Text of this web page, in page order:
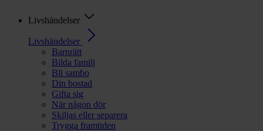
Livshändelser
Livshändelser
Barnrätt
Bilda familj
Bli sambo
Din bostad
Gifta sig
När någon dör
Skiljas eller separera
Trygga framtiden